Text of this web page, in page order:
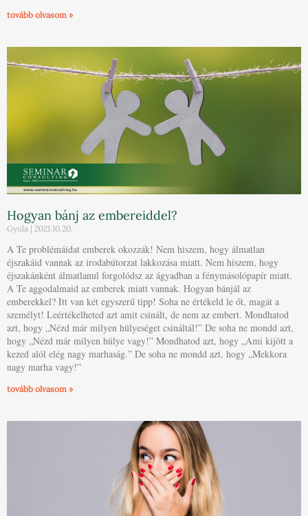
tovább olvasom »
Hogyan bánj az embereiddel?
Gyula 2021.10.20.
A Te problémáidat emberek okozzák! Nem hiszem, hogy álmatlan
éjszakáid vannak az irodabútorzat lakkozása miatt. Nem hiszem, hogy
éjszakánként álmatlanul forgolódsz az ágyadban a fénymásolópapír miatt.
A Te aggodalmaid az emberek miatt vannak. Hogyan bánjál az
emberekkel? Itt van két egyszerű tipp! Soha ne értékeld le őt, magát a
személyt! Leértékelheted azt amit csinált, de nem az embert. Mondhatod
azt, hogy „Nézd már milyen hülyeséget csináltál!” De soha ne mondd azt,
hogy „Nézd már milyen hülye vagy!” Mondhatod azt, hogy „Ami kijött a
kezed alól elég nagy marhaság.” De soha ne mondd azt, hogy „Mekkora
nagy marha vagy!”
tovább olvasom »